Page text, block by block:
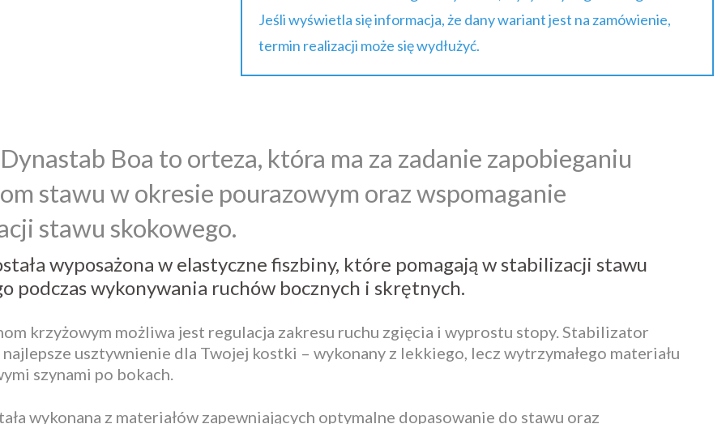
Jeśli wyświetla się informacja, że dany wariant jest na zamówienie,
termin realizacji może się wydłużyć.
Boa to orteza, która ma za zadanie zapobieganiu
stawu w okresie pourazowym oraz wspomaganie
stawu skokowego.
wyposażona w elastyczne fiszbiny, które pomagają w stabilizacji stawu
podczas wykonywania ruchów bocznych i skrętnych.
krzyżowym możliwa jest regulacja zakresu ruchu zgięcia i wyprostu stopy. Stabilizator
usztywnienie dla Twojej kostki – wykonany z lekkiego, lecz wytrzymałego materiału
szynami po bokach.
wykonana z materiałów zapewniających optymalne dopasowanie do stawu oraz